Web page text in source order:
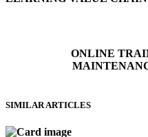
ONLINE
SIMILAR ARTICLES